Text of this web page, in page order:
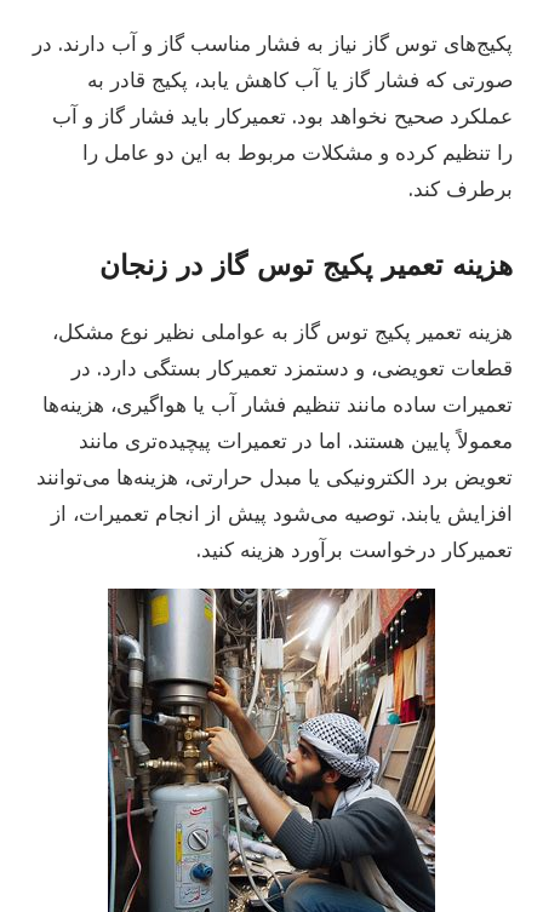
پکیج‌های توس گاز نیاز به فشار مناسب گاز و آب دارند. در
صورتی که فشار گاز یا آب کاهش یابد، پکیج قادر به
عملکرد صحیح نخواهد بود. تعمیرکار باید فشار گاز و آب
را تنظیم کرده و مشکلات مربوط به این دو عامل را
برطرف کند.
هزینه تعمیر پکیج توس گاز در زنجان
هزینه تعمیر پکیج توس گاز به عواملی نظیر نوع مشکل،
قطعات تعویضی، و دستمزد تعمیرکار بستگی دارد. در
تعمیرات ساده مانند تنظیم فشار آب یا هواگیری، هزینه‌ها
معمولاً پایین هستند. اما در تعمیرات پیچیده‌تری مانند
تعویض برد الکترونیکی یا مبدل حرارتی، هزینه‌ها می‌توانند
افزایش یابند. توصیه می‌شود پیش از انجام تعمیرات، از
تعمیرکار درخواست برآورد هزینه کنید.